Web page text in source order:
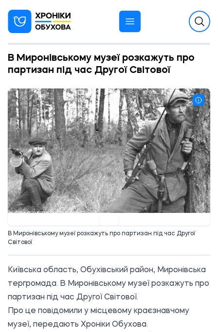
В Миронівському музеї розкажуть про
партизан під час Другої Світової
12:21 21.09.2022
В Миронівському музеї розкажуть про партизан під час Другої
Світової
Київська область, Обухівський район, Миронівська
тергромада. В Миронівському музеї розкажуть про
партизан під час Другої Світової.
Про це повідомили у місцевому краєзнавчому
музеї, передають Хроніки Обухова.